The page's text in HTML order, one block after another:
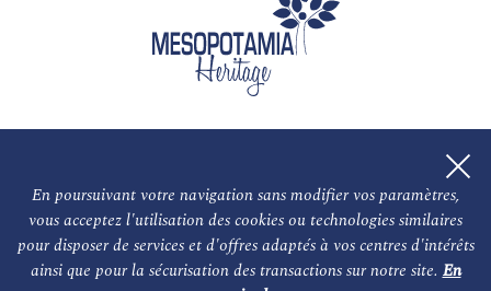
En poursuivant votre navigation sans modifier vos paramètres,
vous acceptez l'utilisation des cookies ou technologies similaires
pour disposer de services et d'offres adaptés à vos centres d'intérêts
ainsi que pour la sécurisation des transactions sur notre site.En
L'association NOS PARTENAIRES
Le conseil scientifique et nos experts Les auteurs